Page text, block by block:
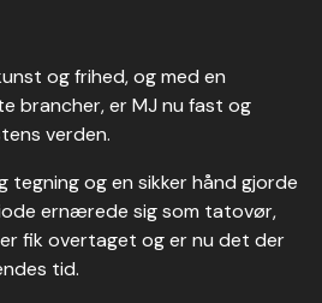
og frihed, og med en
brancher, er MJ nu fast og
verden.
tegning og en sikker hånd gjorde
ernærede sig som tatovør,
fik overtaget og er nu det der
tid.